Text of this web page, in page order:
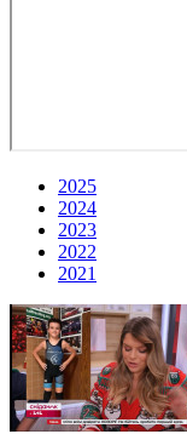
2025
2024
2023
2022
2021